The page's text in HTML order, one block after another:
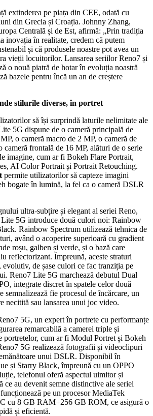
extinderea pe piața din CEE, odată cu
din Grecia și Croația. Johnny Zhang,
Centrală și de Est, afirmă: „Prin tradiția
inovația în realitate, credem că putem
și că produsele noastre pot avea un
vieții locuitorilor. Lansarea seriilor Reno7 și
o nouă piatră de hotar în evoluția noastră
bazele pentru încă un an de creștere
stilurile diverse, în portret
să își surprindă laturile nelimitate ale
5G dispune de o cameră principală de
o cameră macro de 2 MP, o cameră de
cameră frontală de 16 MP, alături de o serie
imagine, cum ar fi Bokeh Flare Portrait,
AI Color Portrait și Portrait Retouching.
permite utilizatorilor să capteze imagini
bogate în lumină, la fel ca o cameră DSLR
ultra-subțire și elegant al seriei Reno,
5G introduce două culori noi: Rainbow
Rainbow Spectrum utilizează tehnica de
având o acoperire superioară cu gradient
roșu, galben și verde, și o bază care
reflectorizant. Împreună, aceste straturi
evolutiv, de șase culori ce fac tranziția pe
Reno7 Lite 5G marchează debutul Dual
integrate discret în spatele celor două
semnalizează fie procesul de încărcare, un
necitită sau lansarea unui joc video.
5G, un expert în portrete cu performanțe
remarcabilă a camerei triple și
portretelor, cum ar fi Modul Portret și Bokeh
5G realizează fotografii și videoclipuri
unui DSLR. Disponibil în
și Starry Black, împreună cu un OPPO
telefonul oferă aspectul uimitor și
ce au devenit semne distinctive ale seriei
pe un procesor MediaTek
cu 8 GB RAM+256 GB ROM, ce asigură o
și eficientă.